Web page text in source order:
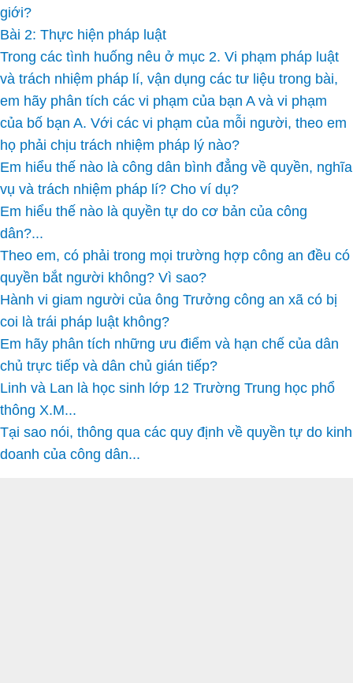
giới?
Bài 2: Thực hiện pháp luật
Trong các tình huống nêu ở mục 2. Vi phạm pháp luật
và trách nhiệm pháp lí, vận dụng các tư liệu trong bài,
em hãy phân tích các vi phạm của bạn A và vi phạm
của bố bạn A. Với các vi phạm của mỗi người, theo em
họ phải chịu trách nhiệm pháp lý nào?
Em hiểu thế nào là công dân bình đẳng về quyền, nghĩa
vụ và trách nhiệm pháp lí? Cho ví dụ?
Em hiểu thế nào là quyền tự do cơ bản của công
dân?...
Theo em, có phải trong mọi trường hợp công an đều có
quyền bắt người không? Vì sao?
Hành vi giam người của ông Trưởng công an xã có bị
coi là trái pháp luật không?
Em hãy phân tích những ưu điểm và hạn chế của dân
chủ trực tiếp và dân chủ gián tiếp?
Linh và Lan là học sinh lớp 12 Trường Trung học phổ
thông X.M...
Tại sao nói, thông qua các quy định về quyền tự do kinh
doanh của công dân...